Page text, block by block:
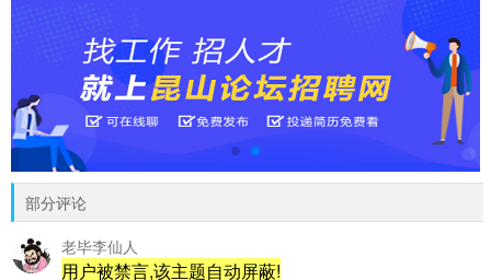
部分评论
老毕李仙人
用户被禁言,该主题自动屏蔽!